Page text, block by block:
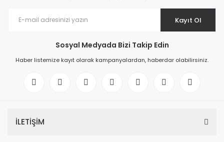
Kayıt Ol
Sosyal Medyada Bizi Takip Edin
Haber listemize kayıt olarak kampanyalardan, haberdar olabilirsiniz.
İLETİŞİM